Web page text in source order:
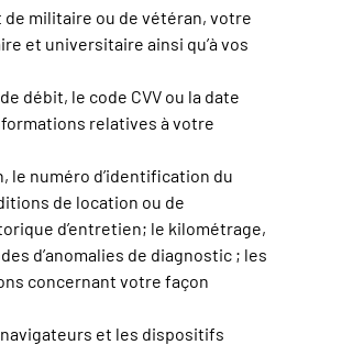
militaire ou de vétéran, votre
et universitaire ainsi qu’à vos
débit, le code CVV ou la date
relatives à votre
le numéro d’identification du
de location ou de
d’entretien; le kilométrage,
d’anomalies de diagnostic ; les
concernant votre façon
et les dispositifs